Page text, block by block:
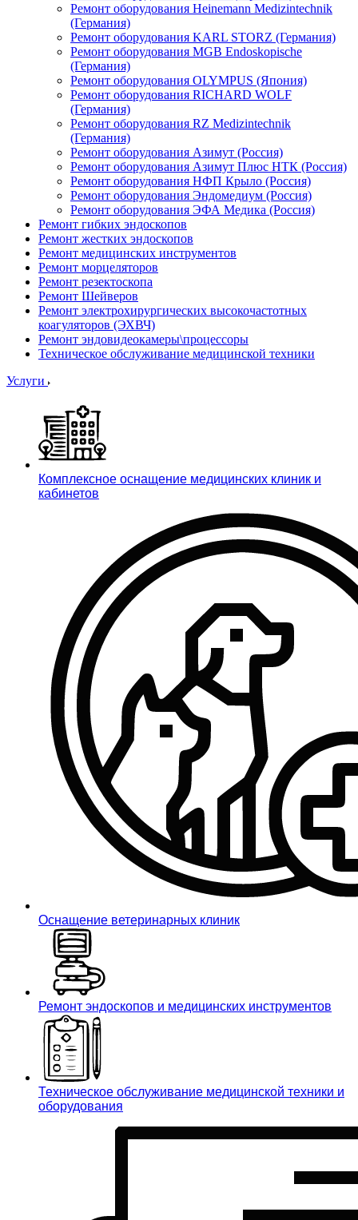
Ремонт оборудования Heinemann Medizintechnik
(Германия)
Ремонт оборудования KARL STORZ (Германия)
Ремонт оборудования MGB Endoskopische
(Германия)
Ремонт оборудования OLYMPUS (Япония)
Ремонт оборудования RICHARD WOLF
(Германия)
Ремонт оборудования RZ Medizintechnik
(Германия)
Ремонт оборудования Азимут (Россия)
Ремонт оборудования Азимут Плюс НТК (Россия)
Ремонт оборудования НФП Крыло (Россия)
Ремонт оборудования Эндомедиум (Россия)
Ремонт оборудования ЭФА Медика (Россия)
Ремонт гибких эндоскопов
Ремонт жестких эндоскопов
Ремонт медицинских инструментов
Ремонт морцеляторов
Ремонт резектоскопа
Ремонт Шейверов
Ремонт электрохирургических высокочастотных
коагуляторов (ЭХВЧ)
Ремонт эндовидеокамеры\процессоры
Техническое обслуживание медицинской техники
Услуги
Комплексное оснащение медицинских клиник и
кабинетов
Оснащение ветеринарных клиник
Ремонт эндоскопов и медицинских инструментов
Техническое обслуживание медицинской техники и
оборудования